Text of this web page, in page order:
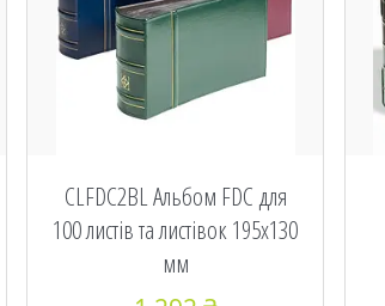
CLFDC2BL Альбом FDC для
100 листів та листівок 195х130
мм